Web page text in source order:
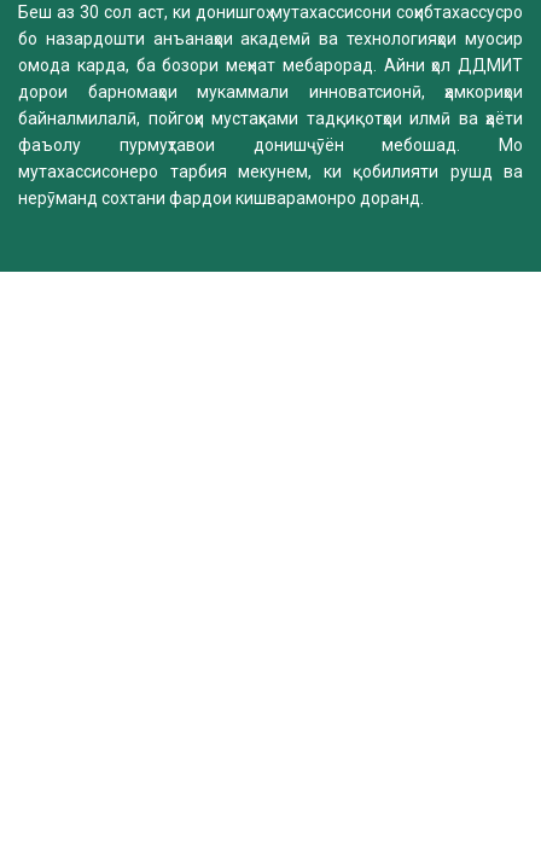
Беш аз 30 сол аст, ки донишгоҳ мутахассисони соҳибтахассусро
бо назардошти анъанаҳои академӣ ва технологияҳои муосир
омода карда, ба бозори меҳнат мебарорад. Айни ҳол ДДМИТ
дорои барномаҳои мукаммали инноватсионӣ, ҳамкориҳои
байналмилалӣ, пойгоҳи мустаҳками тадқиқотҳои илмӣ ва ҳаёти
фаъолу пурмуҳтавои донишҷӯён мебошад. Мо
мутахассисонеро тарбия мекунем, ки қобилияти рушд ва
нерӯманд сохтани фардои кишварамонро доранд.